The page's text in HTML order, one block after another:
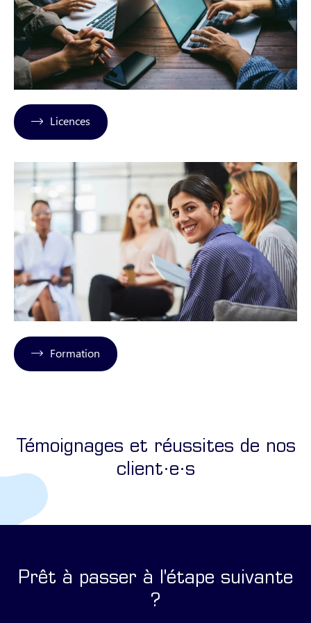
Licences
Formation
Témoignages et réussites de nos
client·e·s
Prêt à passer à l'étape suivante
?